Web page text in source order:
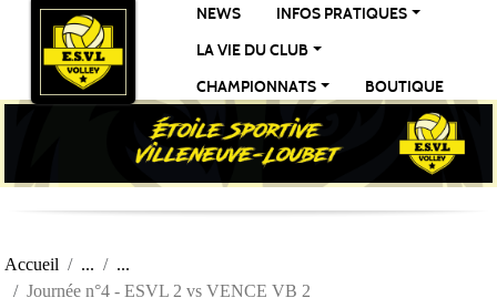
NEWS
INFOS PRATIQUES
LA VIE DU CLUB
CHAMPIONNATS
BOUTIQUE
Accueil
Journée n°4 - ESVL 2 vs VENCE VB 2
Panneau de gestion des cookies